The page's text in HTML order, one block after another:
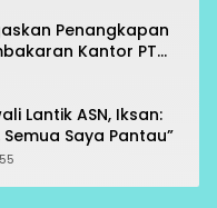
Penangkapan
Kantor PT
Lantik ASN, Iksan:
Saya Pantau”